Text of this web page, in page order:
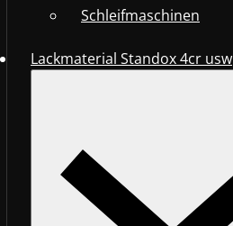
Schleifmaschinen
Lackmaterial Standox 4cr usw